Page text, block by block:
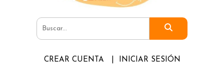
CREAR CUENTA INICIAR SESIÓN